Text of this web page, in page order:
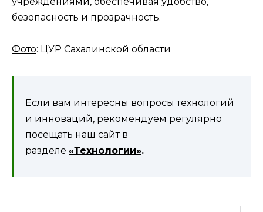
безопасность и прозрачность.
Фото: ЦУР Сахалинской области
Если вам интересны вопросы технологий
и инноваций, рекомендуем регулярно
посещать наш сайт в
разделе «Технологии».